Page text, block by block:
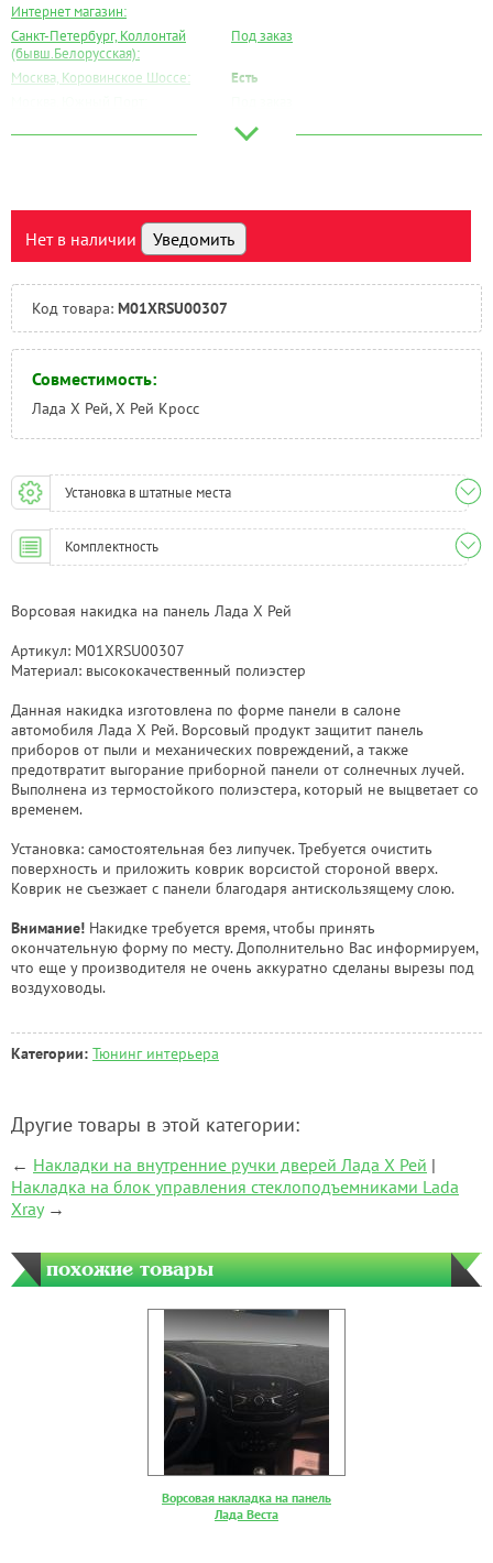
Интернет магазин:
Санкт-Петербург, Коллонтай
(бывш.Белорусская):
Под заказ
Москва, Коровинское Шоссе:
Есть
Под заказ
Под заказ
Тюмень:
Под заказ
Нет в наличии Уведомить
Код товара: M01XRSU00307
Совместимость:
Лада Х Рей, Х Рей Кросс
Установка в штатные места
Комплектность
Ворсовая накидка на панель Лада Х Рей
Артикул: M01XRSU00307
Материал: высококачественный полиэстер
Данная накидка изготовлена по форме панели в салоне
автомобиля Лада Х Рей. Ворсовый продукт защитит панель
приборов от пыли и механических повреждений, а также
предотвратит выгорание приборной панели от солнечных лучей.
Выполнена из термостойкого полиэстера, который не выцветает со
временем.
Установка: самостоятельная без липучек. Требуется очистить
поверхность и приложить коврик ворсистой стороной вверх.
Коврик не съезжает с панели благодаря антискользящему слою.
Внимание! Накидке требуется время, чтобы принять
окончательную форму по месту. Дополнительно Вас информируем,
что еще у производителя не очень аккуратно сделаны вырезы под
воздуховоды.
Категории: Тюнинг интерьера
Другие товары в этой категории:
← Накладки на внутренние ручки дверей Лада Х Рей |
Накладка на блок управления стеклоподъемниками Lada
Xray→
похожие товары
Ворсовая накладка на панель
Лада Веста